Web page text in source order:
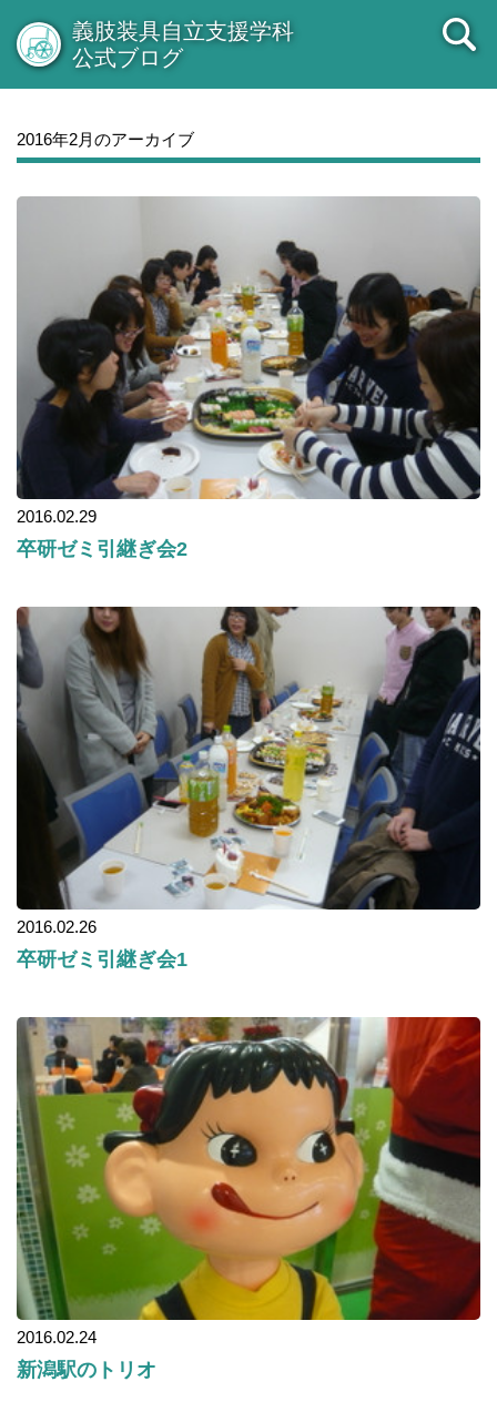
義肢装具自立支援学科
公式ブログ
2016年2月のアーカイブ
2016.02.29
卒研ゼミ引継ぎ会2
2016.02.26
卒研ゼミ引継ぎ会1
2016.02.24
新潟駅のトリオ